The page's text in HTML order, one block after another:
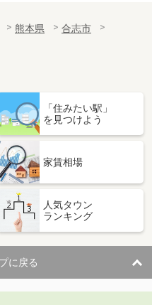
熊本県
合志市
「住みたい駅」
を見つけよう
家賃相場
人気タウン
ランキング
に戻る